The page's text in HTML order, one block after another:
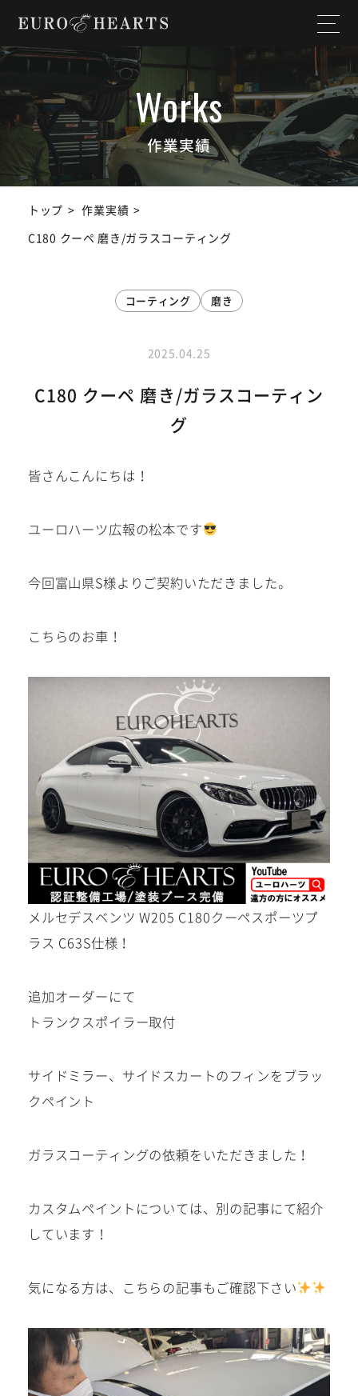
私たちについて
選ばれる理由
サービス内容
店舗情報
納入実績
作業実績
ユーチューブ
ランドクルーザー
SDGs宣言
在庫車
中!
メール
WEBからご相談
24時間受付中！
お電話
お気軽にお問い合わせください。
tel.
作業実績
トップ
作業実績
C180 クーペ 磨き/ガラスコーティング
コーティング 磨き
2025.04.25
C180 クーペ 磨き/ガラスコーティン
グ
皆さんこんにちは！
ユーロハーツ広報の松本です
今回富山県S様よりご契約いただきました。
こちらのお車！
メルセデスベンツ W205 C180クーペスポーツプ
ラス C63S仕様！
追加オーダーにて
トランクスポイラー取付
サイドミラー、サイドスカートのフィンをブラッ
クペイント
ガラスコーティングの依頼をいただきました！
カスタムペイントについては、別の記事にて紹介
しています！
気になる方は、こちらの記事もご確認下さい